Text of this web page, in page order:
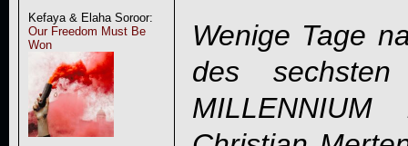
Kefaya & Elaha Soroor:
Our Freedom Must Be
Won
Wenige Tage
des